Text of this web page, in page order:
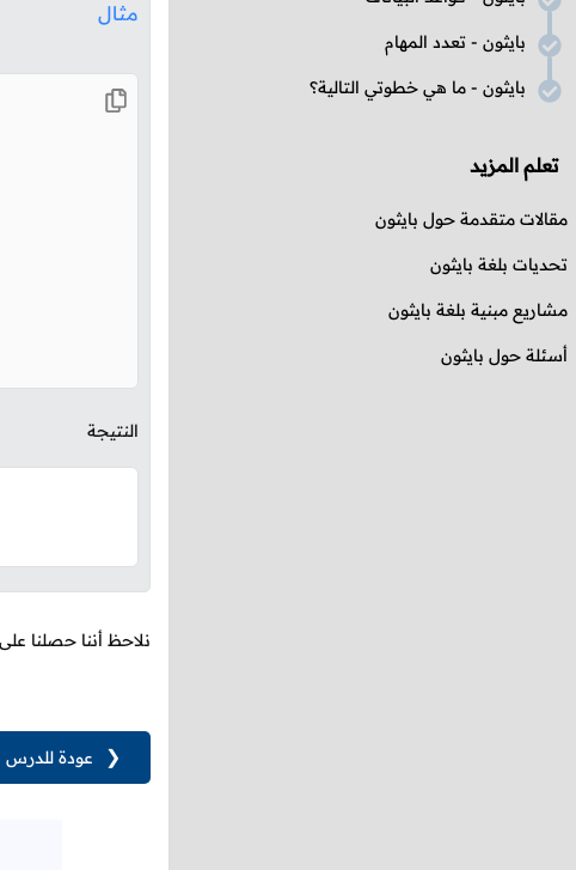
بايثون - تعدد المهام
بايثون - ما هي خطوتي التالية؟
تعلم المزيد
مقالات متقدمة حول بايثون
تحديات بلغة بايثون
مشاريع مبنية بلغة بايثون
أسئلة حول بايثون
مثال
النتيجة
نلاحظ أننا حصلنا
❮ عودة للدرس